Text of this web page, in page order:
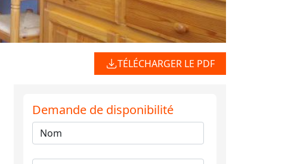
TÉLÉCHARGER LE PDF
Demande de disponibilité